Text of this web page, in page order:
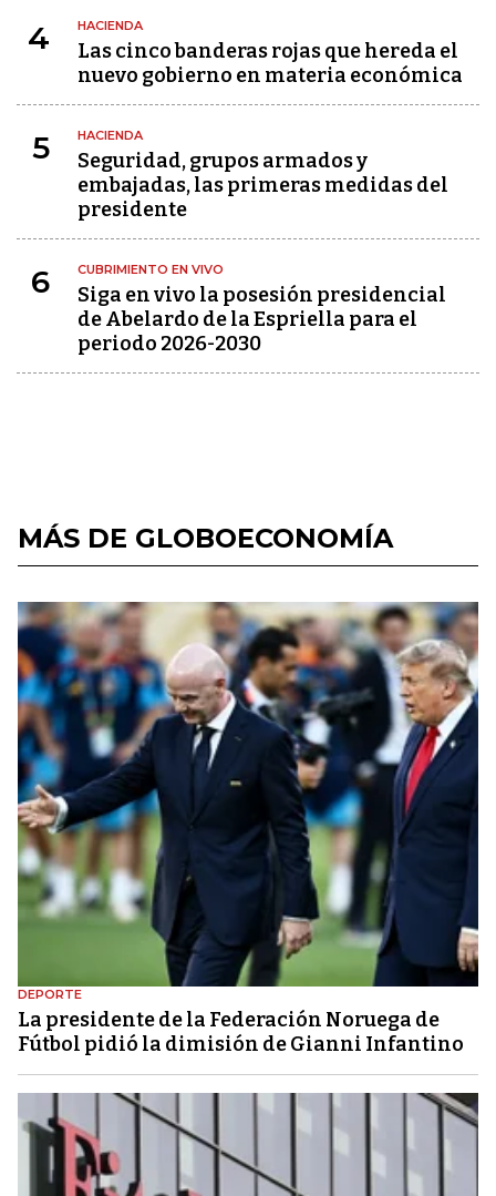
4 HACIENDA
Las cinco banderas rojas que hereda el
nuevo gobierno en materia económica
5 HACIENDA
Seguridad, grupos armados y
embajadas, las primeras medidas del
presidente
6 CUBRIMIENTO EN VIVO
Siga en vivo la posesión presidencial
de Abelardo de la Espriella para el
periodo 2026-2030
MÁS DE GLOBOECONOMÍA
DEPORTE
La presidente de la Federación Noruega de
Fútbol pidió la dimisión de Gianni Infantino